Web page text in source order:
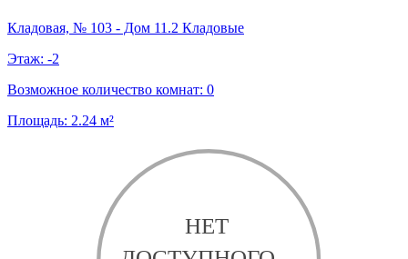
Кладовая, № 103 - Дом 11.2 Кладовые
Этаж: -2
Возможное количество комнат: 0
Площадь: 2.24 м²